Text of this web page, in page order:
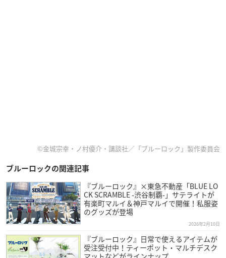
©金城宗幸・ノ村優介・講談社／「ブルーロック」製作委員会
ブルーロックの関連記事
『ブルーロック』×東急不動産「BLUE LO
CK SCRAMBLE -渋谷制覇-」サテライトが
有楽町マルイ＆神戸マルイで開催！私服姿
のグッズが登場
2026年2月10日
『ブルーロック』日常で使えるアイテムが
受注受付中！ティーポット・マルチデスク